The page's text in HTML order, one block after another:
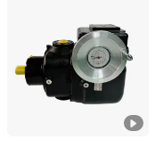
Beijing Gelan M&E
Beijing, China